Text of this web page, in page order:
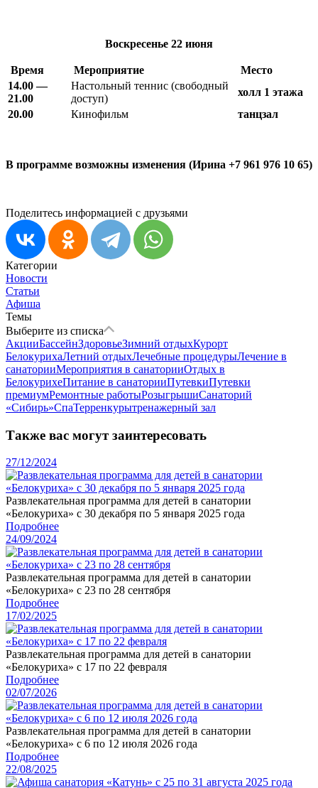
Воскресенье 22 июня
Время Мероприятие
Место
14.00 —
21.00
Настольный теннис (свободный
доступ)
холл 1 этажа
20.00
Кинофильм танцзал
В программе возможны изменения (Ирина +7 961 976 10 65)
Поделитесь информацией с друзьями
Категории
Новости
Статьи
Афиша
Темы
Выберите из списка
АкцииБассейнЗдоровьеЗимний отдыхКурорт
БелокурихаЛетний отдыхЛечебные процедурыЛечение в
санаторииМероприятия в санаторииОтдых в
БелокурихеПитание в санаторииПутевкиПутевки
премиумРемонтные работыРозыгрышиСанаторий
«Сибирь»СпаТерренкурытренажерный зал
Также вас могут заинтересовать
27/12/2024
Развлекательная программа для детей в санатории
«Белокуриха» с 30 декабря по 5 января 2025 года
Подробнее
24/09/2024
Развлекательная программа для детей в санатории
«Белокуриха» с 23 по 28 сентября
Подробнее
17/02/2025
Развлекательная программа для детей в санатории
«Белокуриха» с 17 по 22 февраля
Подробнее
02/07/2026
Развлекательная программа для детей в санатории
«Белокуриха» с 6 по 12 июля 2026 года
Подробнее
22/08/2025